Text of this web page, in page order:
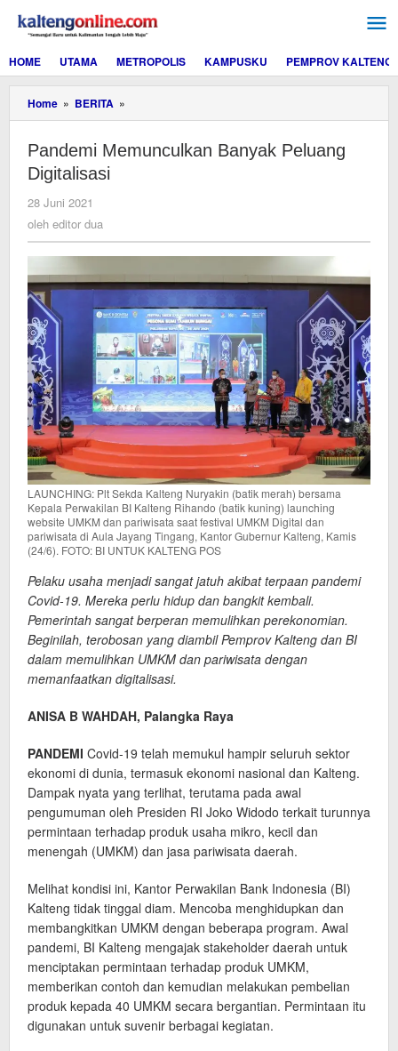
konten
HOME
UTAMA METROPOLIS KAMPUSKU PEMPROV KALTENG
Home » BERITA »
Memunculkan
Peluang
Pandemi Memunculkan Banyak Peluang
Digitalisasi
28 Juni 2021
dua
oleh editor dua
LAUNCHING: Plt Sekda Kalteng Nuryakin (batik merah) bersama
Kepala Perwakilan BI Kalteng Rihando (batik kuning) launching
website UMKM dan pariwisata saat festival UMKM Digital dan
pariwisata di Aula Jayang Tingang, Kantor Gubernur Kalteng, Kamis
(24/6). FOTO: BI UNTUK KALTENG POS
Pelaku usaha menjadi sangat jatuh akibat terpaan pandemi
Covid-19. Mereka perlu hidup dan bangkit kembali.
Pemerintah sangat berperan memulihkan perekonomian.
Beginilah, terobosan yang diambil Pemprov Kalteng dan BI
dalam memulihkan UMKM dan pariwisata dengan
memanfaatkan digitalisasi.
ANISA B WAHDAH, Palangka Raya
PANDEMI Covid-19 telah memukul hampir seluruh sektor
ekonomi di dunia, termasuk ekonomi nasional dan Kalteng.
Dampak nyata yang terlihat, terutama pada awal
pengumuman oleh Presiden RI Joko Widodo terkait turunnya
permintaan terhadap produk usaha mikro, kecil dan
menengah (UMKM) dan jasa pariwisata daerah.
Melihat kondisi ini, Kantor Perwakilan Bank Indonesia (BI)
Kalteng tidak tinggal diam. Mencoba menghidupkan dan
membangkitkan UMKM dengan beberapa program. Awal
pandemi, BI Kalteng mengajak stakeholder daerah untuk
menciptakan permintaan terhadap produk UMKM,
memberikan contoh dan kemudian melakukan pembelian
produk kepada 40 UMKM secara bergantian. Permintaan itu
digunakan untuk suvenir berbagai kegiatan.